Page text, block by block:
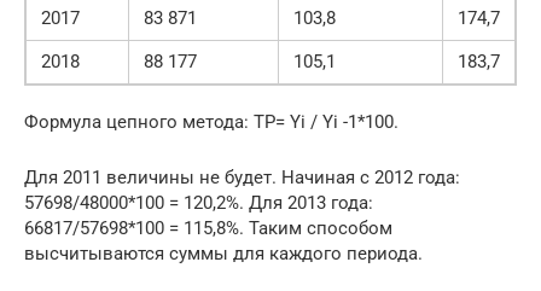
2017
83 871 103,8
174,7
2018
88 177 105,1 183,7
Формула цепного метода: ТР= Yi / Yi -1*100.
Для 2011 величины не будет. Начиная с 2012 года:
57698/48000*100 = 120,2%. Для 2013 года:
66817/57698*100 = 115,8%. Таким способом
высчитываются суммы для каждого периода.